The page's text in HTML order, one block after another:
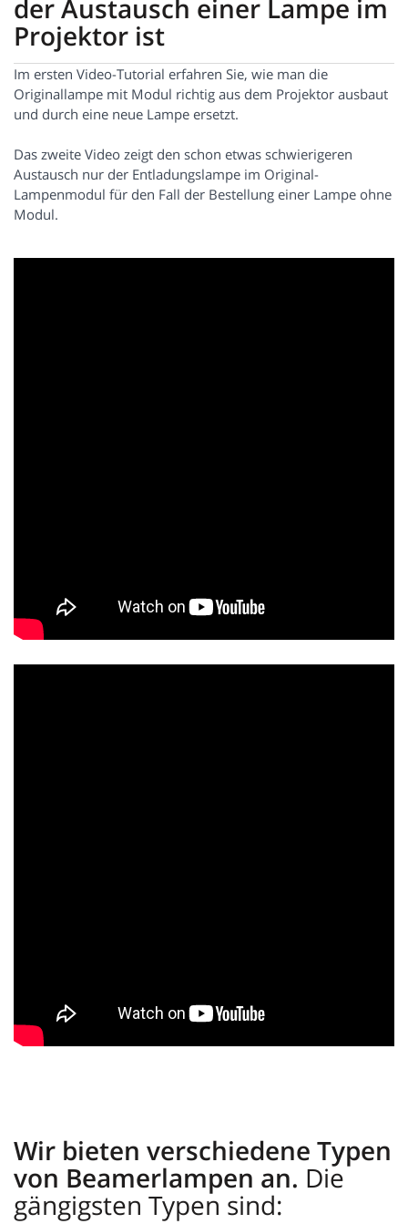
der Austausch einer Lampe im
Projektor ist
Im ersten Video-Tutorial erfahren Sie, wie man die
Originallampe mit Modul richtig aus dem Projektor ausbaut
und durch eine neue Lampe ersetzt.
Das zweite Video zeigt den schon etwas schwierigeren
Austausch nur der Entladungslampe im Original-
Lampenmodul für den Fall der Bestellung einer Lampe ohne
Modul.
Wir bieten verschiedene Typen
von Beamerlampen an. Die
gängigsten Typen sind: